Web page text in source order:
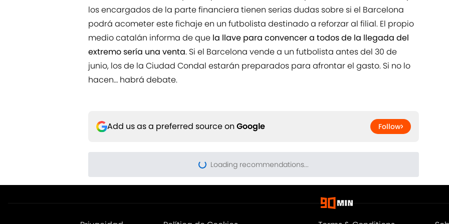
los encargados de la parte financiera tienen serias dudas sobre si el Barcelona
podrá acometer este fichaje en un futbolista destinado a reforzar al filial. El propio
medio catalán informa de que la llave para convencer a todos de la llegada del
extremo sería una venta. Si el Barcelona vende a un futbolista antes del 30 de
junio, los de la Ciudad Condal estarán preparados para afrontar el gasto. Si no lo
hacen… habrá debate.
Add us as a preferred source on Google Follow
Terms & Conditions